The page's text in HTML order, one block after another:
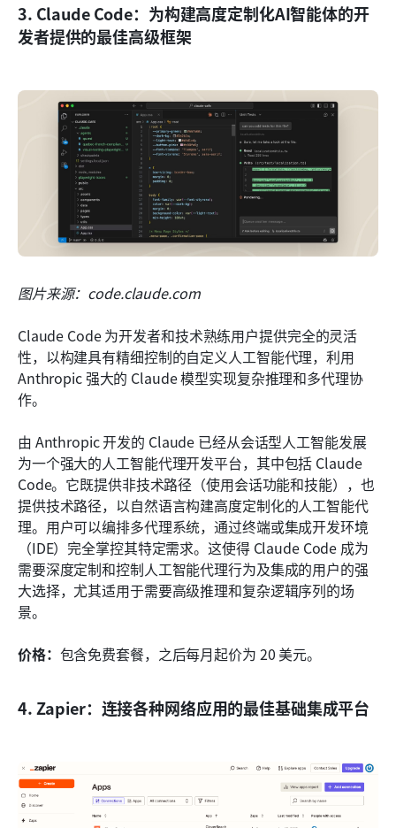
3. Claude Code：为构建高度定制化AI智能体的开
发者提供的最佳高级框架
图片来源：code.claude.com
Claude Code 为开发者和技术熟练用户提供完全的灵活
性，以构建具有精细控制的自定义人工智能代理，利用
Anthropic 强大的 Claude 模型实现复杂推理和多代理协
作。
由 Anthropic 开发的 Claude 已经从会话型人工智能发展
为一个强大的人工智能代理开发平台，其中包括 Claude
Code。它既提供非技术路径（使用会话功能和技能），也
提供技术路径，以自然语言构建高度定制化的人工智能代
理。用户可以编排多代理系统，通过终端或集成开发环境
（IDE）完全掌控其特定需求。这使得 Claude Code 成为
需要深度定制和控制人工智能代理行为及集成的用户的强
大选择，尤其适用于需要高级推理和复杂逻辑序列的场
景。
价格： 包含免费套餐，之后每月起价为 20 美元。
4. Zapier：连接各种网络应用的最佳基础集成平台